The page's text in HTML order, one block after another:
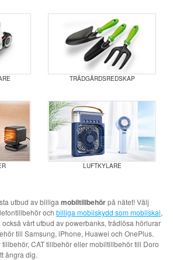
TRÄDGÅRDSREDSKAP
LUFTKYLARE
utbud av billiga mobiltillbehörpå nätet! Välj
och billiga mobilskydd som mobilskal,
vårt utbud av powerbanks, trådlösa hörlurar
till Samsung, iPhone, Huawei och OnePlus.
CAT tillbehör eller mobiltillbehör till Doro
ångra dig.